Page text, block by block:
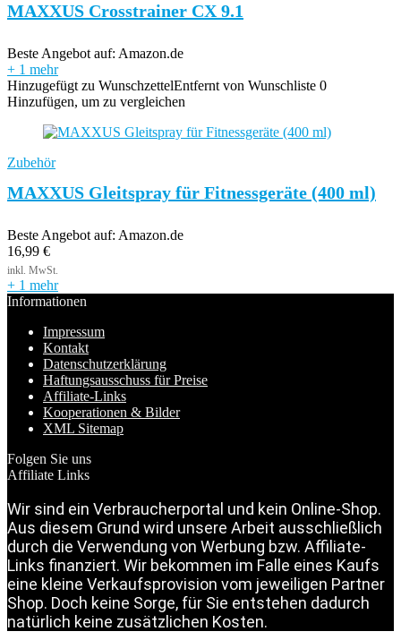
MAXXUS Crosstrainer CX 9.1
Beste Angebot auf: Amazon.de
+ 1 mehr
Hinzugefügt zu WunschzettelEntfernt von Wunschliste 0
Hinzufügen, um zu vergleichen
Zubehör
MAXXUS Gleitspray für Fitnessgeräte (400 ml)
Beste Angebot auf: Amazon.de
16,99 €
+ 1 mehr
Informationen
Impressum
Kontakt
Datenschutzerklärung
Haftungsausschuss für Preise
Affiliate-Links
Kooperationen & Bilder
XML Sitemap
Folgen Sie uns
Affiliate Links
Wir sind ein Verbraucherportal und kein Online-Shop.
Aus diesem Grund wird unsere Arbeit ausschließlich
durch die Verwendung von Werbung bzw. Affiliate-
Links finanziert. Wir bekommen im Falle eines Kaufs
eine kleine Verkaufsprovision vom jeweiligen Partner
Shop. Doch keine Sorge, für Sie entstehen dadurch
natürlich keine zusätzlichen Kosten.